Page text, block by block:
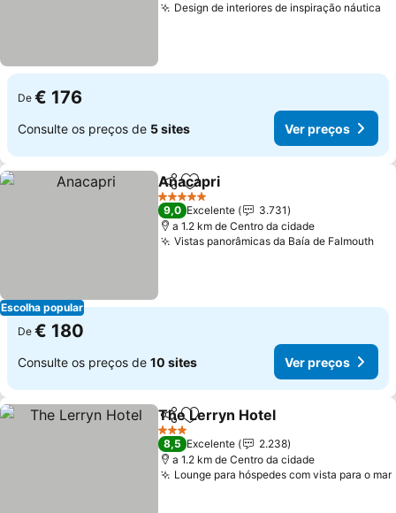
Design de interiores de inspiração náutica
De € 176
Consulte os preços de 5 sites Ver preços
Escolha popular
PartilharAdicionar aos favoritos
Anacapri
5 Estrelas
9,0 Excelente
3.731
a 1.2 km de Centro da cidade
Vistas panorâmicas da Baía de Falmouth
De € 180
Consulte os preços de 10 sites Ver preços
PartilharAdicionar aos favoritos
The Lerryn Hotel
3 Estrelas
8,5 Excelente
2.238
a 1.2 km de Centro da cidade
Lounge para hóspedes com vista para o mar